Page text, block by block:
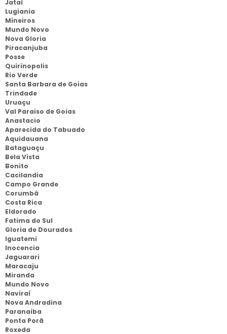
Jataí
Lugiania
Mineiros
Mundo Novo
Nova Gloria
Piracanjuba
Posse
Quirinopolis
Rio Verde
Santa Barbara de Goias
Trindade
Uruaçu
Val Paraiso de Goias
Anastacio
Aparecida do Tabuado
Aquidauana
Bataguaçu
Bela Vista
Bonito
Cacilandia
Campo Grande
Corumbá
Costa Rica
Eldorado
Fatima do Sul
Gloria de Dourados
Iguatemi
Inocencia
Jaguarari
Maracaju
Miranda
Mundo Novo
Naviraí
Nova Andradina
Paranaiba
Ponta Porã
Roxeda